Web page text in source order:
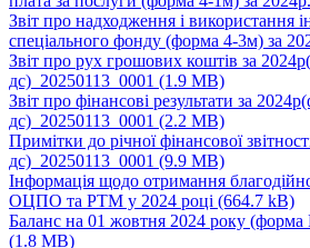
Звіт про надходження і використання
спеціального фонду (форма 4-3м) за
Звіт про рух грошових коштів за
дс)_20250113_0001 (1.9 MB)
Звіт про фінансові результати за
дс)_20250113_0001 (2.2 MB)
Примітки до річної фінансової
дс)_20250113_0001 (9.9 MB)
Інформація щодо отримання
ОЦПО та РТМ у 2024 році (664.7 kB)
Баланс на 01 жовтня 2024 року
(1.8 MB)